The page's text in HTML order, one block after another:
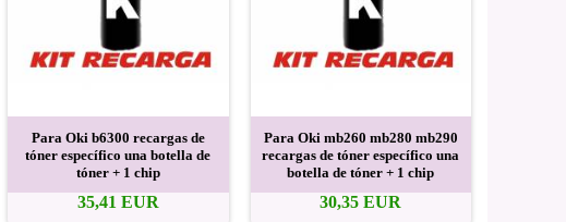
Para Oki b6300 recargas de
tóner específico una botella de
tóner + 1 chip
35,41 EUR
Para Oki mb260 mb280 mb290
recargas de tóner específico una
botella de tóner + 1 chip
30,35 EUR